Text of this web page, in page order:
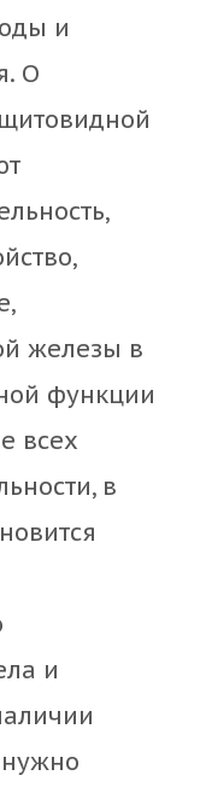
и
О
железы в
функции
всех
в
и